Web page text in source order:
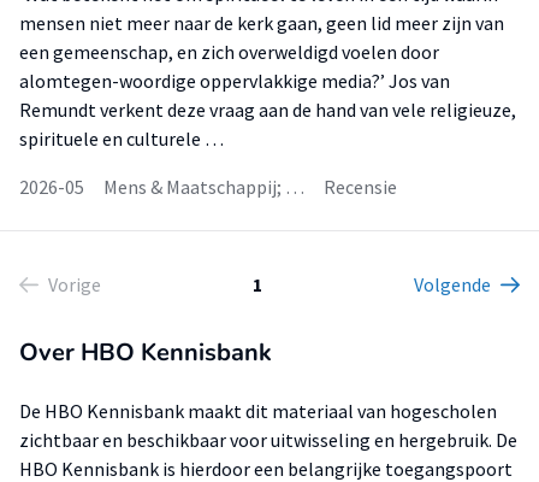
mensen niet meer naar de kerk gaan, geen lid meer zijn van
een gemeenschap, en zich overweldigd voelen door
alomtegen-woordige oppervlakkige media?’ Jos van
Remundt verkent deze vraag aan de hand van vele religieuze,
spirituele en culturele …
2026-05
Mens & Maatschappij; … Recensie
Vorige 1 Volgende
Over HBO Kennisbank
De HBO Kennisbank maakt dit materiaal van hogescholen
zichtbaar en beschikbaar voor uitwisseling en hergebruik. De
HBO Kennisbank is hierdoor een belangrijke toegangspoort